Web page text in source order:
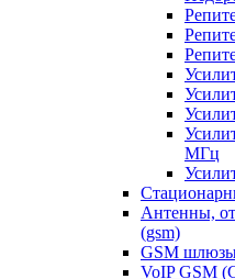
МГц
Антенны,
(gsm)
GSM
VoIP GSM